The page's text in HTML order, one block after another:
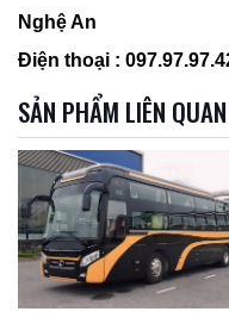
Nghệ An
Điện thoại :
SẢN PHẨM LIÊN QUAN